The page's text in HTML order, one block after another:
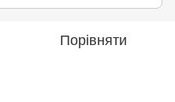
Порівняти